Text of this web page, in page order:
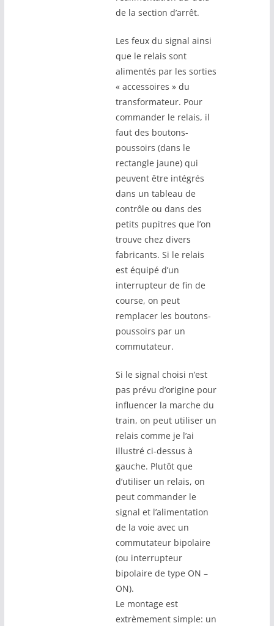
de la section d’arrêt.
Les feux du signal ainsi
que le relais sont
alimentés par les sorties
« accessoires » du
transformateur. Pour
commander le relais, il
faut des boutons-
poussoirs (dans le
rectangle jaune) qui
peuvent être intégrés
dans un tableau de
contrôle ou dans des
petits pupitres que l’on
trouve chez divers
fabricants. Si le relais
est équipé d’un
interrupteur de fin de
course, on peut
remplacer les boutons-
poussoirs par un
commutateur.
Si le signal choisi n’est
pas prévu d’origine pour
influencer la marche du
train, on peut utiliser un
relais comme je l’ai
illustré ci-dessus à
gauche. Plutôt que
d’utiliser un relais, on
peut commander le
signal et l’alimentation
de la voie avec un
commutateur bipolaire
(ou interrupteur
bipolaire de type ON –
ON).
Le montage est
extrèmement simple: un